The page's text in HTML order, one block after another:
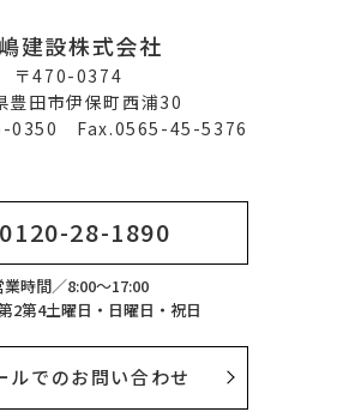
建設株式会社
〒470-0374
豊田市伊保町西浦30
0350 Fax.0565-45-5376
0120-28-1890
業時間／8:00～17:00
2第4土曜日・日曜日・祝日
ルでのお問い合わせ